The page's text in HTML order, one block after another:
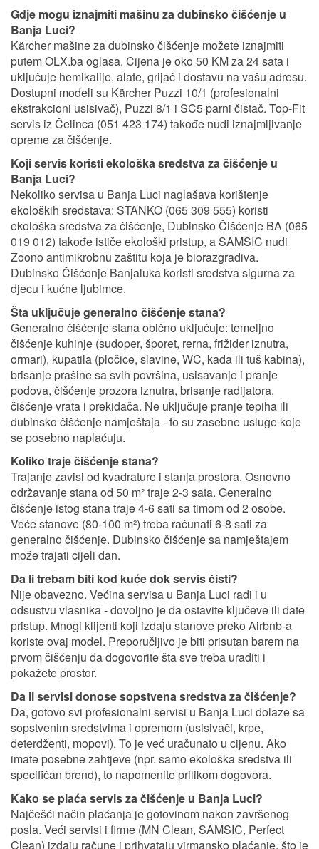
Gdje mogu iznajmiti mašinu za dubinsko čišćenje u
Banja Luci?
Kärcher mašine za dubinsko čišćenje možete iznajmiti
putem OLX.ba oglasa. Cijena je oko 50 KM za 24 sata i
uključuje hemikalije, alate, grijač i dostavu na vašu adresu.
Dostupni modeli su Kärcher Puzzi 10/1 (profesionalni
ekstrakcioni usisivač), Puzzi 8/1 i SC5 parni čistač. Top-Fit
servis iz Čelinca (051 423 174) takođe nudi iznajmljivanje
opreme za čišćenje.
Koji servis koristi ekološka sredstva za čišćenje u
Banja Luci?
Nekoliko servisa u Banja Luci naglašava korištenje
ekoloških sredstava: STANKO (065 309 555) koristi
ekološka sredstva za čišćenje, Dubinsko Čišćenje BA (065
019 012) takođe ističe ekološki pristup, a SAMSIC nudi
Zoono antimikrobnu zaštitu koja je biorazgradiva.
Dubinsko Čišćenje Banjaluka koristi sredstva sigurna za
djecu i kućne ljubimce.
Šta uključuje generalno čišćenje stana?
Generalno čišćenje stana obično uključuje: temeljno
čišćenje kuhinje (sudoper, šporet, rerna, frižider iznutra,
ormari), kupatila (pločice, slavine, WC, kada ili tuš kabina),
brisanje prašine sa svih površina, usisavanje i pranje
podova, čišćenje prozora iznutra, brisanje radijatora,
čišćenje vrata i prekidača. Ne uključuje pranje tepiha ili
dubinsko čišćenje namještaja - to su zasebne usluge koje
se posebno naplaćuju.
Koliko traje čišćenje stana?
Trajanje zavisi od kvadrature i stanja prostora. Osnovno
održavanje stana od 50 m² traje 2-3 sata. Generalno
čišćenje istog stana traje 4-6 sati sa timom od 2 osobe.
Veće stanove (80-100 m²) treba računati 6-8 sati za
generalno čišćenje. Dubinsko čišćenje sa namještajem
može trajati cijeli dan.
Da li trebam biti kod kuće dok servis čisti?
Nije obavezno. Većina servisa u Banja Luci radi i u
odsustvu vlasnika - dovoljno je da ostavite ključeve ili date
pristup. Mnogi klijenti koji izdaju stanove preko Airbnb-a
koriste ovaj model. Preporučljivo je biti prisutan barem na
prvom čišćenju da dogovorite šta sve treba uraditi i
pokažete prostor.
Da li servisi donose sopstvena sredstva za čišćenje?
Da, gotovo svi profesionalni servisi u Banja Luci dolaze sa
sopstvenim sredstvima i opremom (usisivači, krpe,
deterdženti, mopovi). To je već uračunato u cijenu. Ako
imate posebne zahtjeve (npr. samo ekološka sredstva ili
specifičan brend), to napomenite prilikom dogovora.
Kako se plaća servis za čišćenje u Banja Luci?
Najčešći način plaćanja je gotovinom nakon završenog
posla. Veći servisi i firme (MN Clean, SAMSIC, Perfect
Clean) izdaju račune i prihvataju virmansko plaćanje, što je